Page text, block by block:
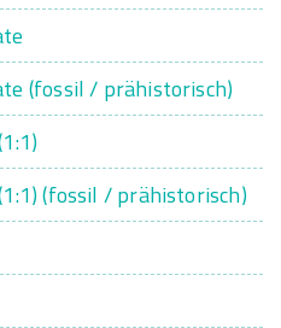
(fossil / prähistorisch)
(fossil / prähistorisch)